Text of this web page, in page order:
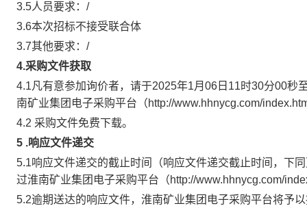
3.5人员要求： /
3.6本次招标不接受联合体
3.7其他要求： /
4.采购文件获取
4.1凡有意参加询价者，请于2025年1月06日11时30分00秒
南矿业集团电子采购平台（http://www.hhnycg.com/
4.2 采购文件免费下载。
5 .响应文件递交
5.1响应文件递交的截止时间（响应文件递交截止时间，下
过淮南矿业集团电子采购平台（http://www.hhnycg.com/
5.2逾期送达的响应文件，淮南矿业集团电子采购平台将予